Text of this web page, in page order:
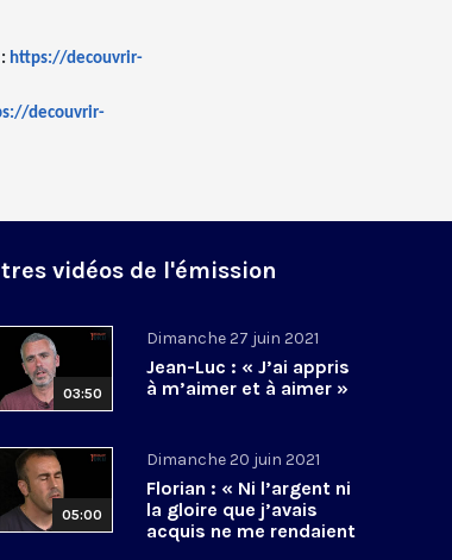
https://decouvrir-
decouvrir-
vidéos de l'émission
03:50
Dimanche 27 juin 2021
Jean-Luc : « J’ai appris
à m’aimer et à aimer »
05:00
Dimanche 20 juin 2021
Florian : « Ni l’argent ni
la gloire que j’avais
acquis ne me rendaient